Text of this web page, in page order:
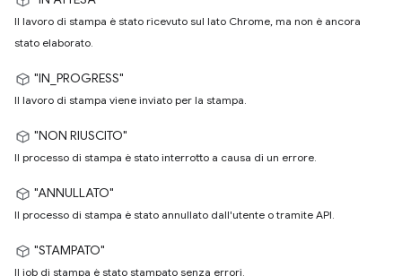
Il lavoro di stampa è stato ricevuto sul lato Chrome, ma non è ancora
stato elaborato.
"IN_PROGRESS"
Il lavoro di stampa viene inviato per la stampa.
"NON RIUSCITO"
Il processo di stampa è stato interrotto a causa di un errore.
"ANNULLATO"
Il processo di stampa è stato annullato dall'utente o tramite API.
"STAMPATO"
Il job di stampa è stato stampato senza errori.